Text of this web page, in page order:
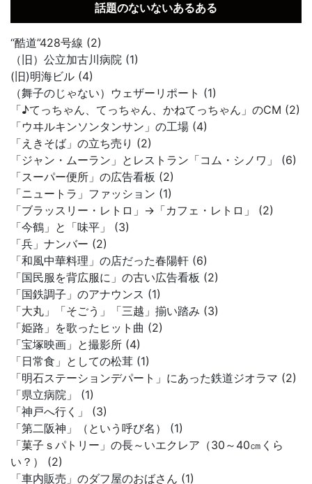
話題のないないあるある
“酷道”428号線 (2)
（旧）公立加古川病院 (1)
(旧)明海ビル (4)
（舞子のじゃない）ウェザーリポート (1)
「♪てっちゃん、てっちゃん、かねてっちゃん」のCM (2)
「ウヰルキンソンタンサン」の工場 (4)
「えきそば」の立ち売り (2)
「ジャン・ムーラン」とレストラン「コム・シノワ」 (6)
「スーパー便所」の広告看板 (2)
「ニュートラ」ファッション (1)
「ブラッスリー・レトロ」→「カフェ・レトロ」 (2)
「今鶴」と「味平」 (3)
「兵」ナンバー (2)
「和風中華料理」の店だった春陽軒 (6)
「国民服を背広服に」の古い広告看板 (2)
「国鉄調子」のアナウンス (1)
「大丸」「そごう」「三越」揃い踏み (3)
「姫路」を歌ったヒット曲 (2)
「宝塚映画」と撮影所 (4)
「日常食」としての松茸 (1)
「明石ステーションデパート」にあった鉄道ジオラマ (2)
「県立病院」 (1)
「神戸へ行く」 (3)
「第二阪神」（という呼び名） (1)
「菓子ｓパトリー」の長～いエクレア（30～40㎝くら
い？） (2)
「車内販売」のダフ屋のおばさん (1)